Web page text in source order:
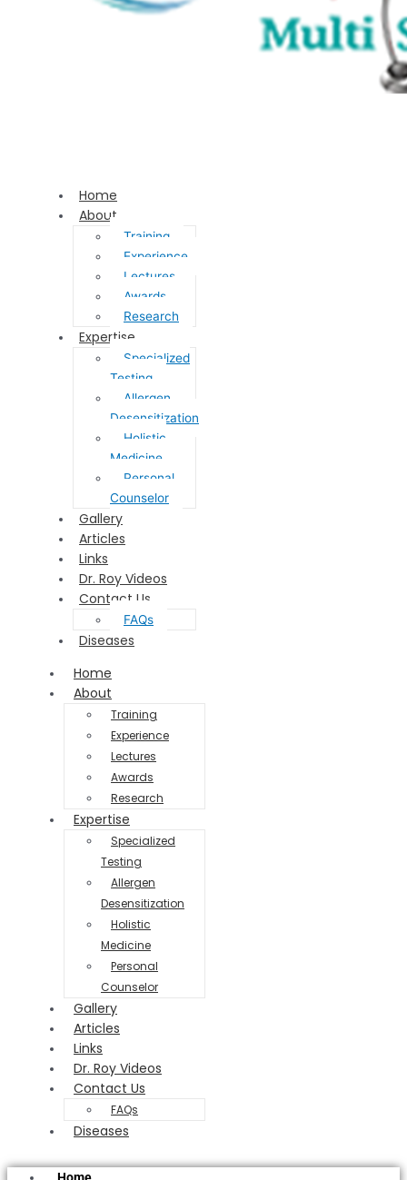
Home
About
Training
Experience
Lectures
Awards
Research
Expertise
Specialized
Testing
Allergen
Desensitization
Holistic
Medicine
Personal
Counselor
Gallery
Articles
Links
Dr. Roy Videos
Contact Us
FAQs
Diseases
Home
About
Training
Experience
Lectures
Awards
Research
Expertise
Specialized
Testing
Allergen
Desensitization
Holistic
Medicine
Personal
Counselor
Gallery
Articles
Links
Dr. Roy Videos
Contact Us
FAQs
Diseases